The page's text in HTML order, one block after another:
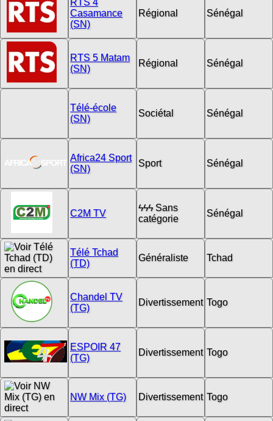
RTS 4
Casamance
(SN)
Régional Sénégal
RTS 5 Matam
(SN)
Régional Sénégal
Télé-école
(SN)
Sociétal Sénégal
Africa24 Sport
(SN)
Sport Sénégal
C2M TV
ϟϟϟ Sans
catégorie
Sénégal
Télé Tchad
(TD)
Généraliste Tchad
Chandel TV
(TG)
Divertissement Togo
ESPOIR 47
(TG)
Divertissement Togo
NW Mix (TG) Divertissement Togo